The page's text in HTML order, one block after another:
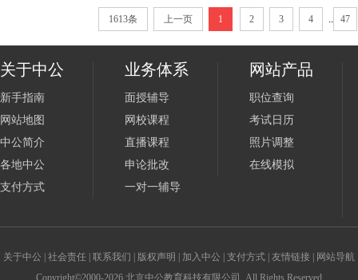
1613条 上一页 1 2 3 4 .. 47
关于中公
新手指南
网站地图
中公简介
各地中公
支付方式
业务体系
面授辅导
网校课程
直播课程
申论批改
一对一辅导
网站产品
职位查询
考试日历
照片调整
在线模拟
关于中公 | 社会责任 | 联系我们 | 版权声明 | 加入中公 | 支付方式 | 友情链接 | 网站导航
Copyright©2000-2026 北京中公教育科技有限公司 .All Rights Reserved